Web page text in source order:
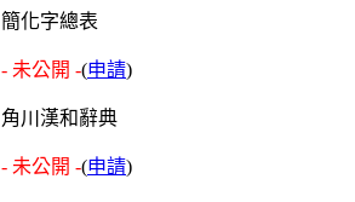
簡化字總表
- 未公開 -(申請)
角川漢和辭典
- 未公開 -(申請)